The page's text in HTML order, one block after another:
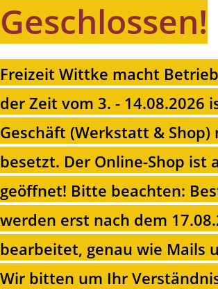
Geschlossen!
Freizeit Wittke macht
der Zeit vom 3. - 14.08.2026
Geschäft (Werkstatt & Shop)
besetzt. Der Online-Shop ist
geöffnet! Bitte beachten:
werden erst nach dem
bearbeitet, genau wie Mails
Wir bitten um Ihr